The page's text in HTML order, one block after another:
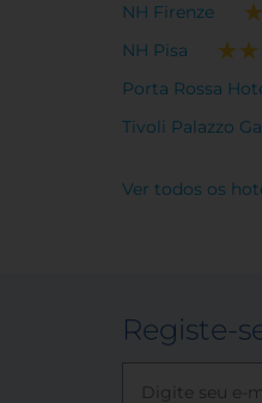
NH Firenze
NH Pisa
Porta Rossa
Tivoli Palazzo
Ver todos os
Registe-